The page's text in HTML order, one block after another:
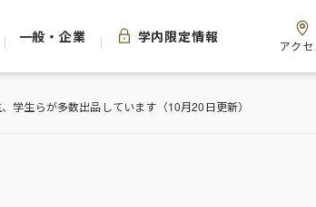
一般・企業 学内限定情報
アクセ
学生らが多数出品しています（10月20日更新）